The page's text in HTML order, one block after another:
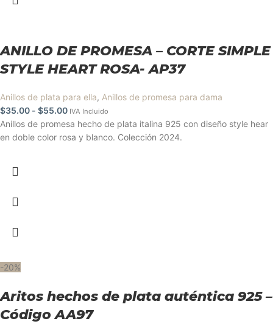
ANILLO DE PROMESA – CORTE SIMPLE
STYLE HEART ROSA- AP37
Anillos de plata para ella, Anillos de promesa para dama
$35.00 - $55.00 IVA Incluido
Anillos de promesa hecho de plata italina 925 con diseño style hear
en doble color rosa y blanco. Colección 2024.
-20%
Aritos hechos de plata auténtica 925 –
Código AA97